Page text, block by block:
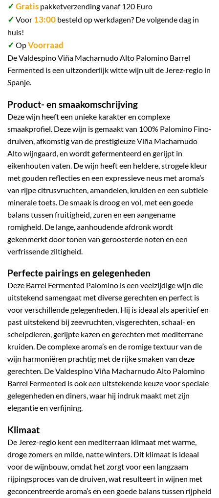
✓ Gratis pakketverzending vanaf 120 Euro
✓ Voor 13:00 besteld op werkdagen? De volgende dag in
huis!
✓ OpVoorraad
De Valdespino Viña Macharnudo Alto Palomino Barrel
Fermented is een uitzonderlijk witte wijn uit de Jerez-regio in
Spanje.
Product- en smaakomschrijving
Deze wijn heeft een unieke karakter en complexe
smaakprofiel. Deze wijn is gemaakt van 100% Palomino Fino-
druiven, afkomstig van de prestigieuze Viña Macharnudo
Alto wijngaard, en wordt gefermenteerd en gerijpt in
eikenhouten vaten. De wijn heeft een heldere, strogele kleur
met gouden reflecties en een expressieve neus met aroma’s
van rijpe citrusvruchten, amandelen, kruiden en een subtiele
minerale toets. De smaak is droog en vol, met een goede
balans tussen fruitigheid, zuren en een aangename
romigheid. De lange, aanhoudende afdronk wordt
gekenmerkt door tonen van geroosterde noten en een
verfrissende ziltigheid.
Perfecte pairings en gelegenheden
Deze Barrel Fermented Palomino is een veelzijdige wijn die
uitstekend samengaat met diverse gerechten en perfect is
voor verschillende gelegenheden. Hij is ideaal als aperitief en
past uitstekend bij zeevruchten, visgerechten, schaal- en
schelpdieren, gerijpte kazen en gerechten met mediterrane
kruiden. De complexe aroma’s en de romige textuur van de
wijn harmoniëren prachtig met de rijke smaken van deze
gerechten. De Valdespino Viña Macharnudo Alto Palomino
Barrel Fermented is ook een uitstekende keuze voor speciale
gelegenheden en diners, waar hij indruk maakt met zijn
elegantie en verfijning.
Klimaat
De Jerez-regio kent een mediterraan klimaat met warme,
droge zomers en milde, natte winters. Dit klimaat is ideaal
voor de wijnbouw, omdat het zorgt voor een langzaam
rijpingsproces van de druiven, wat resulteert in wijnen met
geconcentreerde aroma’s en een goede balans tussen rijpheid